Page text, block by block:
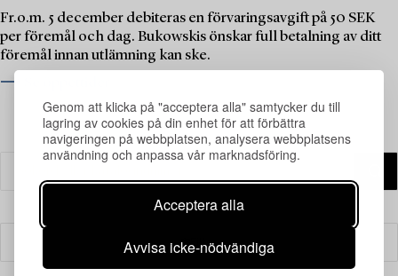
Genom att klicka på "acceptera alla" samtycker du till
lagring av cookies på din enhet för att förbättra
navigeringen på webbplatsen, analysera webbplatsens
användning och anpassa vår marknadsföring.
Acceptera alla
Avvisa icke-nödvändiga
Fr.o.m. 5 december debiteras en förvaringsavgift på 50 SEK
per föremål och dag. Bukowskis önskar full betalning av ditt
föremål innan utlämning kan ske.
⟶ Se öppettider
Filter